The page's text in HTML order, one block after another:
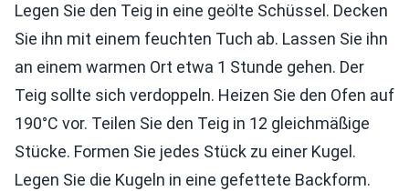
Legen Sie den Teig in eine geölte Schüssel. Decken
Sie ihn mit einem feuchten Tuch ab. Lassen Sie ihn
an einem warmen Ort etwa 1 Stunde gehen. Der
Teig sollte sich verdoppeln. Heizen Sie den Ofen auf
190°C vor. Teilen Sie den Teig in 12 gleichmäßige
Stücke. Formen Sie jedes Stück zu einer Kugel.
Legen Sie die Kugeln in eine gefettete Backform.